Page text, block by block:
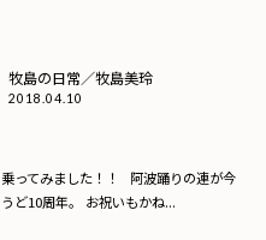
牧島の日常／牧島美玲
2018.04.10
ってみました！！ 阿波踊りの連が今
ど10周年。 お祝いもかね...